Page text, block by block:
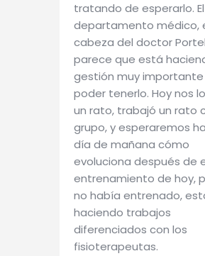
tratando de esperarlo. El
departamento médico,
cabeza del doctor
parece que está
gestión muy
poder tenerlo. Hoy nos
un rato, trabajó un rato
grupo, y esperaremos
día de mañana cómo
evoluciona después de
entrenamiento de hoy,
no había entrenado,
haciendo trabajos
diferenciados con los
fisioterapeutas.